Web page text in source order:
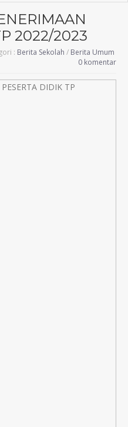
2022/2023
: Berita Sekolah / Berita Umum
0 komentar